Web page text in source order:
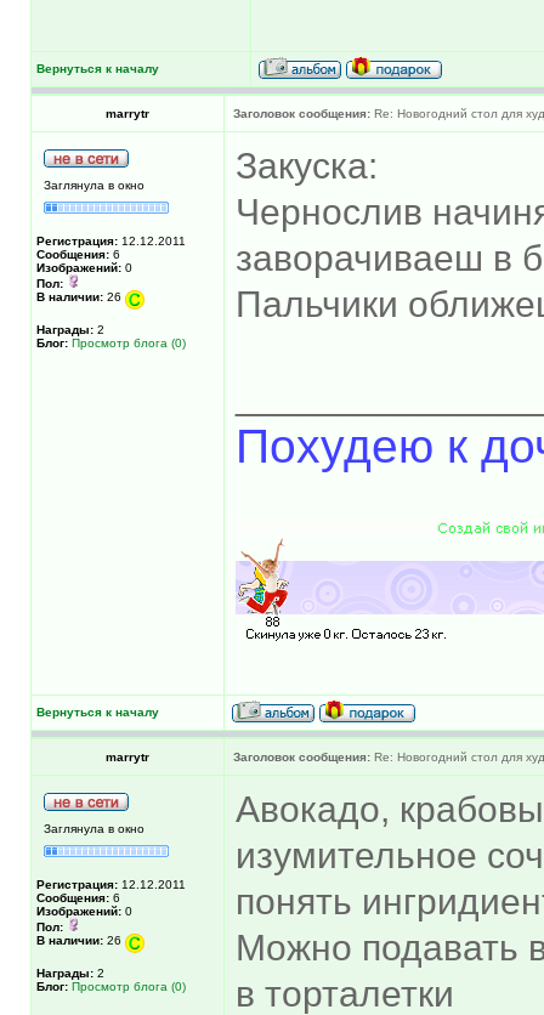
Вернуться к началу
marrytr Заголовок сообщения: Re: Новогодний стол для
Заглянула в окно
Регистрация: 12.12.2011
Сообщения: 6
Изображений: 0
Пол:
В наличии: 26
Награды: 2
Блог: Просмотр блога (0)
Закуска:
Чернослив
заворачиваеш в
Пальчики
Похудею к
Вернуться к началу
marrytr Заголовок сообщения: Re: Новогодний стол для
Заглянула в окно
Регистрация: 12.12.2011
Сообщения: 6
Изображений: 0
Пол:
В наличии: 26
Награды: 2
Блог: Просмотр блога (0)
Авокадо,
изумительное
понять
Можно подавать
в торталетки